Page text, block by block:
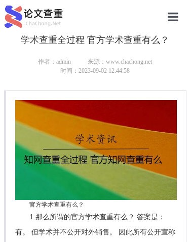
网站首页
研究生论
博士论文
学术查重全过程 官方学术查重有么？
作者：admin
来源：www.chachong.net
时间：2023-09-02 12:44:58
官方学术查重有么？
1.那么所谓的官方学术查重有么？ 答案是：
有。 但学术并不公开对外销售。 因此所有公开宣称